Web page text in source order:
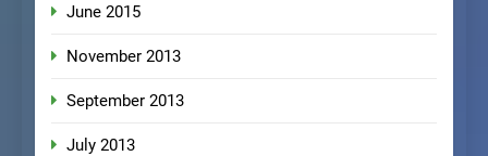
June 2015
November 2013
September 2013
July 2013